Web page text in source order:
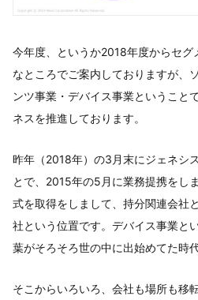
今年度、というか2018年度からセグ
なところでご案内しておりますが、
ンツ事業・デバイス事業ということ
ネスを推進しております。
昨年（2018年）の3月末にジェネシ
とで、2015年の5月に業務提携をし
式を取得をしまして、持分関連会社
社という位置です。デバイス事業と
葉がそろそろ世の中に出始めてた時代
そこからいろいろ、会社も場所も移